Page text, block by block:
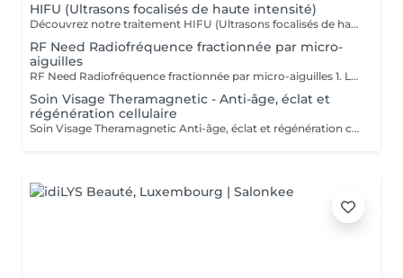
HIFU (Ultrasons focalisés de haute intensité)
Découvrez notre traitement HIFU (Ultrasons focalisés de haute intensité) : le soin anti-âge révolutionnaire pour visage, cou et décolleté. Commencez votre expérience par un rendez-vous d'information personnalisé, lors duquel nous analyserons ensemble la zone que vous souhaitez traiter. C'est aussi l'occasion de répondre à toutes vos questions et de vous familiariser avec les avantages de cette technologie de pointe. Notre soin HIFU est la solution idéale pour ceux qui recherchent un rajeunissement sans aiguilles ni chirurgie. Utilisant des ultrasons de haute intensité, ce traitement cible les couches profondes de la peau pour stimuler la production de collagène et d'élastine, entraînant un effet liftant et raffermissant visible. Parfait pour atténuer les signes de vieillissement tels que les rides, la perte de fermeté, et même les cicatrices sur le visage et le corps, le soin HIFU redonne à votre peau une apparence plus jeune et revitalisée. Les résultats peuvent être perceptibles dès la première séance, avec des améliorations continues au fil du temps. Transformez votre peau avec notre soin HIFU un véritable tournant dans les traitements esthétiques modernes, alliant efficacité et sécurité pour révéler votre beauté naturelle sans temps de récupération.
RF Need Radiofréquence fractionnée par micro-
aiguilles
RF Need Radiofréquence fractionnée par micro-aiguilles 1. Le microneedling De très fines micro-aiguilles créent des micro-perforations contrôlées dans la peau. Cela stimule la régénération naturelle, favorise la production de collagène et d'élastine et active les mécanismes de réparation cutanée. 2. La radiofréquence fractionnée (RF) Une énergie thermique est délivrée via les aiguilles directement dans le derme. La chaleur resserre les fibres de collagène existantes, augmente la densité dermique et déclenche une néocollagénèse (formation de nouveau collagène). Bénéfices principaux Raffermissement et effet tenseur immédiat Amélioration de la texture et de l'éclat de la peau Réduction des ridules et rides Atténuation des cicatrices d'acné Réduction visible des pores dilatés Action possible sur certaines vergetures et relâchements cutanés du corps Résultats progressifs et durables grâce à la stimulation biologique Déroulement du soin 1. Application d'une crème anesthésiante locale pour plus de confort 2. Passage de la pièce à main RF Need (personnalisation des paramètres : profondeur des aiguilles, intensité de la RF) 3. Soin apaisant et hydratant post-traitement Sensations : picotements, chaleur diffuse Après la séance : rougeurs et gonflement légers de 24 à 72h
Soin Visage Theramagnetic - Anti-âge, éclat et
régénération cellulaire
Soin Visage Theramagnetic Anti-âge, éclat et régénération cellulaire Le Theramagnetic visage est un soin non-invasif nouvelle génération qui combine la micro-aspiration douce et les champs magnétiques pulsés à résonance stochastique (CMPS) pour redonner au visage toute sa lumière, sa fermeté et sa vitalité. Grâce à sa pièce à main spécialement conçue pour les zones délicates du visage et du cou, ce traitement stimule les fibroblastes, relance la production de collagène et d'élastine, améliore la microcirculation et facilite l'oxygénation cellulaire. Résultats : Effet liftant visible dès la première séance Peau plus lisse, plus ferme et plus lumineuse Réduction des rides, des poches et des signes de fatigue Amélioration de la texture et de l'éclat du teint Sans aiguille, sans douleur et 100 % relaxant, ce soin visage s'adresse à toutes les personnes souhaitant un effet rajeunissant naturel et durable. Recommandation : une cure de 6 séances espacées d'une semaine pour un effet régénérant profond et durable. Idéal en prévention du vieillissement ou en soin intensif.